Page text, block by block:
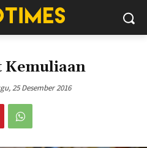
Kemuliaan
25 Desember 2016